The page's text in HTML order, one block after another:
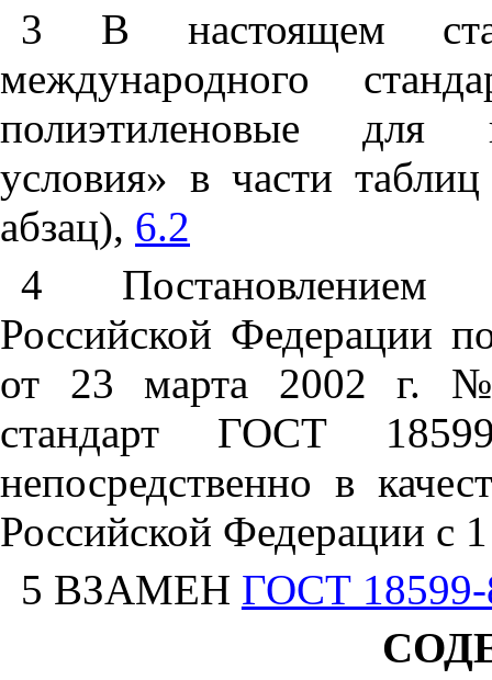
3 В настоящем
международного
полиэтиленовые для
условия» в части
абзац), 6.2
4 Постановлением
Российской Федерации
от 23 марта 2002 г. №
стандарт ГОСТ
непосредственно в
Российской Федерации с
5 ВЗАМЕН ГОСТ